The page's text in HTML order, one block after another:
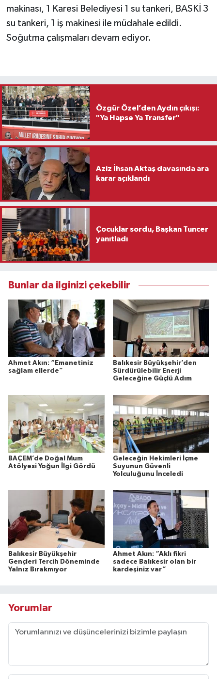
makinası, 1 Karesi Belediyesi 1 su tankeri, BASKİ 3
su tankeri, 1 iş makinesi ile müdahale edildi.
Soğutma çalışmaları devam ediyor.
Özgür Özel’den Aydın çıkışı:
"Ya Hapse Ya Transfer"
Aziz İhsan Aktaş davasında ara
karar açıklandı
Çocuklar sordu, Başkan Tuncer
yanıtladı
Bunlar da ilginizi çekebilir
Ahmet Akın: “Emanetiniz
sağlam ellerde”
Balıkesir Büyükşehir’den
Sürdürülebilir Enerji
Geleceğine Güçlü Adım
BAÇEM’de Doğal Mum
Atölyesi Yoğun İlgi Gördü
Geleceğin Hekimleri İçme
Suyunun Güvenli
Yolculuğunu İnceledi
Balıkesir Büyükşehir
Gençleri Tercih Döneminde
Yalnız Bırakmıyor
Ahmet Akın: “Aklı fikri
sadece Balıkesir olan bir
kardeşiniz var”
Yorumlar